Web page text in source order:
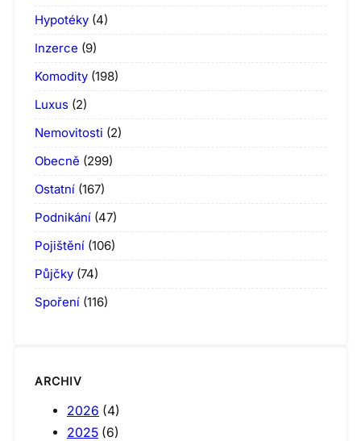
Hypotéky (4)
Inzerce (9)
Komodity (198)
Luxus (2)
Nemovitosti (2)
Obecně (299)
Ostatní (167)
Podnikání (47)
Pojištění (106)
Půjčky (74)
Spoření (116)
ARCHIV
2026 (4)
2025 (6)